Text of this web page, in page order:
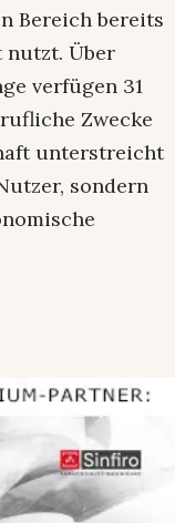
Bereich bereits
nutzt. Über
verfügen 31
Zwecke
unterstreicht
sondern